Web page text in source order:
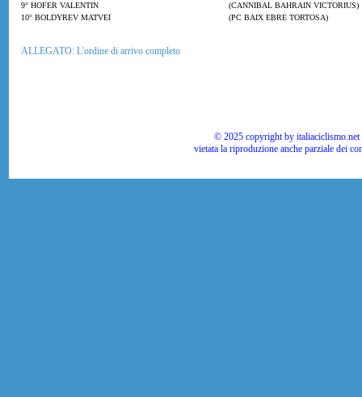
9° HOFER VALENTIN
(CANNIBAL BAHRAIN VICTORIUS)
10° BOLDYREV MATVEI
(PC BAIX EBRE TORTOSA)
ALLEGATO: L'ordine di arrivo completo
© 2025 copyright by
vietata la riproduzione anche parziale dei